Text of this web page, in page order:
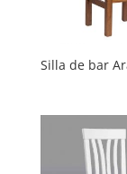
Silla de bar